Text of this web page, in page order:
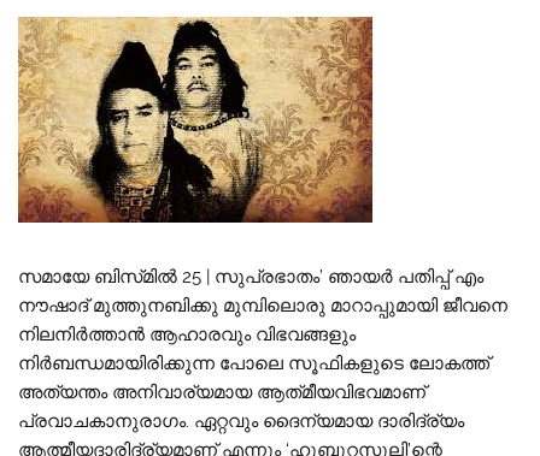
സമായേ ബിസ്‌മിൽ 25 | സുപ്രഭാതം’ ഞായർ പതിപ്പ് എം
നൗഷാദ് മുത്തുനബിക്കു മുമ്പിലൊരു മാറാപ്പുമായി ജീവനെ
നിലനിർത്താൻ ആഹാരവും വിഭവങ്ങളും
നിർബന്ധമായിരിക്കുന്ന പോലെ സൂഫികളുടെ ലോകത്ത്
അത്യന്തം അനിവാര്യമായ ആത്‌മീയവിഭവമാണ്
പ്രവാചകാനുരാഗം. ഏറ്റവും ദൈന്യമായ ദാരിദ്ര്യം
ആത്മീയദാരിദ്ര്യമാണ് എന്നും ‘ഹുബ്ബുറസൂലി’ന്റെ